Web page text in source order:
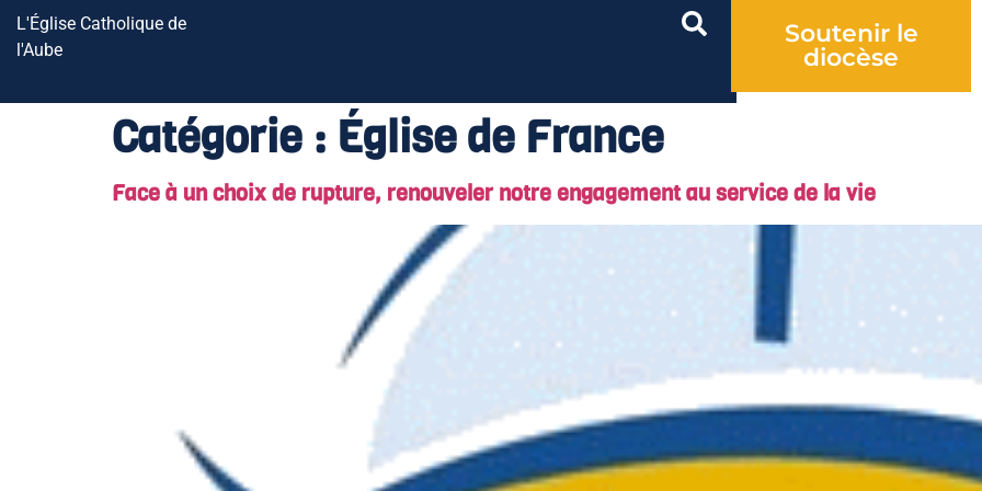
L'Église Catholique de
l'Aube
Soutenir le
diocèse
Catégorie : Église de France
Face à un choix de rupture, renouveler notre engagement au service de la vie